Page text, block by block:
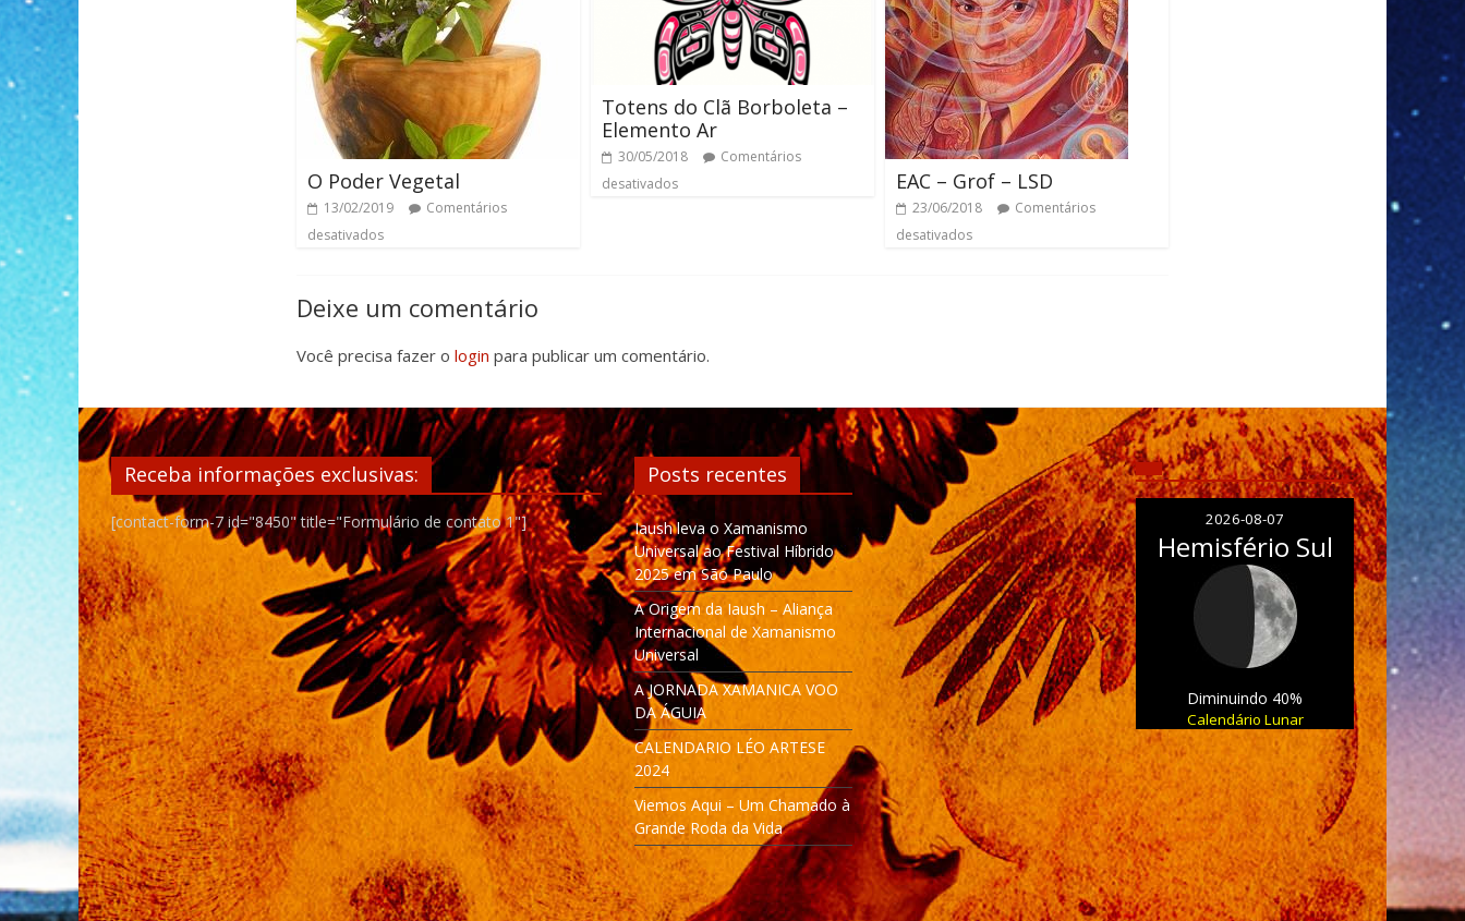
O Poder Vegetal
13/02/2019
Comentários
desativados
Totens do Clã Borboleta –
Elemento Ar
30/05/2018
Comentários
desativados
EAC – Grof – LSD
23/06/2018
Comentários
desativados
Deixe um comentário
Você precisa fazer o login para publicar um comentário.
Receba informações exclusivas:
[contact-form-7 id="8450" title="Formulário de contato 1"]
Posts recentes
Iaush leva o Xamanismo
Universal ao Festival Híbrido
2025 em São Paulo
A Origem da Iaush – Aliança
Internacional de Xamanismo
Universal
A JORNADA XAMANICA VOO
DA ÁGUIA
CALENDARIO LÉO ARTESE
2024
Viemos Aqui – Um Chamado à
Grande Roda da Vida
2026-08-07
Hemisfério Sul
Diminuindo 40%
Calendário Lunar